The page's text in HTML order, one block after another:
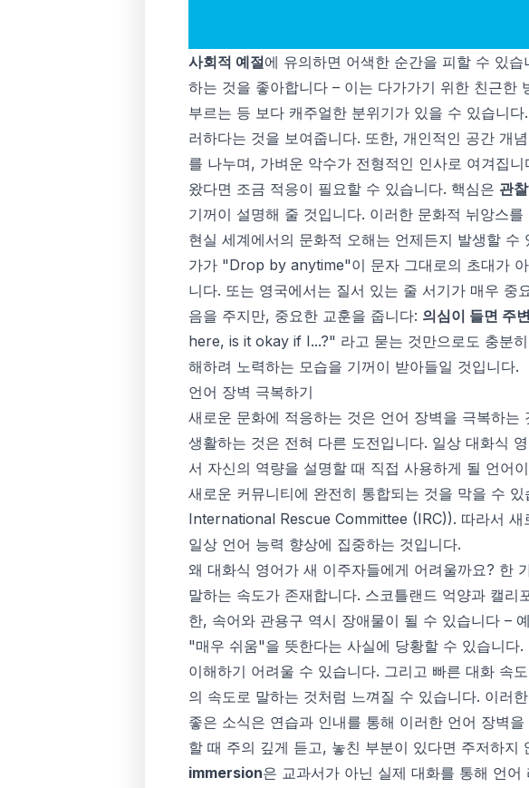
사회적 예절에 유의하면 어색한 순간을 피할 수 있
하는 것을 좋아합니다 – 이는 다가가기 위한 친근한
부르는 등 보다 캐주얼한 분위기가 있을 수 있습니
러하다는 것을 보여줍니다. 또한, 개인적인 공간 개
를 나누며, 가벼운 악수가 전형적인 인사로 여겨집
왔다면 조금 적응이 필요할 수 있습니다. 핵심은 관
기꺼이 설명해 줄 것입니다. 이러한 문화적 뉘앙스
현실 세계에서의 문화적 오해는 언제든지 발생할
가가 "Drop by anytime"이 문자 그대로의 초대가
니다. 또는 영국에서는 질서 있는 줄 서기가 매우 중
음을 주지만, 중요한 교훈을 줍니다: 의심이 들면 주
here, is it okay if I...?" 라고 묻는 것만으로도 충분
해하려 노력하는 모습을 기꺼이 받아들일 것입니다.
언어 장벽 극복하기
새로운 문화에 적응하는 것은 언어 장벽을 극복하
생활하는 것은 전혀 다른 도전입니다. 일상 대화식
서 자신의 역량을 설명할 때 직접 사용하게 될 언어
새로운 커뮤니티에 완전히 통합되는 것을 막을 수 있
International Rescue Committee (IRC)). 따라서 새
일상 언어 능력 향상에 집중하는 것입니다.
왜 대화식 영어가 새 이주자들에게 어려울까요? 한
말하는 속도가 존재합니다. 스코틀랜드 억양과 캘
한, 속어와 관용구 역시 장애물이 될 수 있습니다 –
"매우 쉬움"을 뜻한다는 사실에 당황할 수 있습니다
이해하기 어려울 수 있습니다. 그리고 빠른 대화 속
의 속도로 말하는 것처럼 느껴질 수 있습니다. 이러
좋은 소식은 연습과 인내를 통해 이러한 언어 장벽
할 때 주의 깊게 듣고, 놓친 부분이 있다면 주저하
immersion은 교과서가 아닌 실제 대화를 통해 언